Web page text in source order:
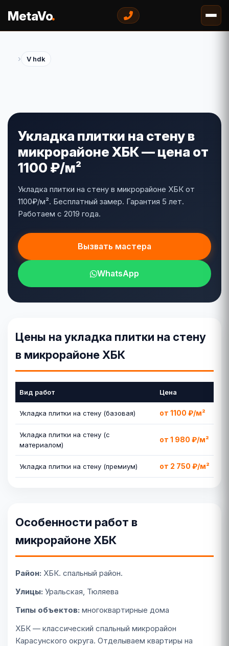
MetaVo.
› V hdk
Укладка плитки на стену в
микрорайоне ХБК — цена от
1100 ₽/м²
Укладка плитки на стену в микрорайоне ХБК от
1100₽/м². Бесплатный замер. Гарантия 5 лет.
Работаем с 2019 года.
Вызвать мастера
WhatsApp
Цены на укладка плитки на стену
в микрорайоне ХБК
Вид работ Цена
Укладка плитки на стену (базовая) от 1100 ₽/м²
Укладка плитки на стену (с
материалом)
от 1 980 ₽/м²
Укладка плитки на стену (премиум) от 2 750 ₽/м²
Особенности работ в
микрорайоне ХБК
Район: ХБК. спальный район.
Улицы: Уральская, Тюляева
Типы объектов: многоквартирные дома
ХБК — классический спальный микрорайон
Карасунского округа. Отделываем квартиры на